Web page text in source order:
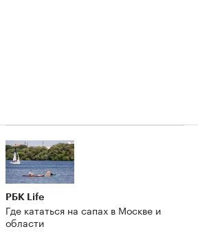
РБК Life
Где кататься на сапах в Москве и
области